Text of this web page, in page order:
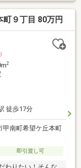
９丁目 80万円
2
徒歩17分
甲南町希望ケ丘本町
即引渡し可